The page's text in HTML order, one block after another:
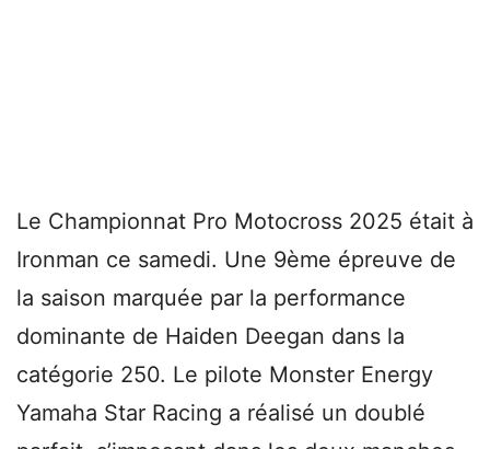
Le Championnat Pro Motocross 2025 était à
Ironman ce samedi. Une 9ème épreuve de
la saison marquée par la performance
dominante de Haiden Deegan dans la
catégorie 250. Le pilote Monster Energy
Yamaha Star Racing a réalisé un doublé